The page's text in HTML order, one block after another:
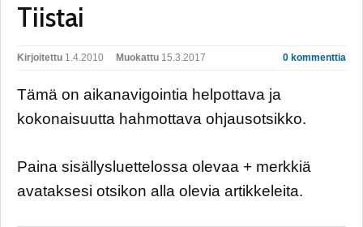
Tiistai
0 kommenttia
Kirjoitettu 1.4.2010 Muokattu 15.3.2017
Tämä on aikanavigointia helpottava ja
kokonaisuutta hahmottava ohjausotsikko.
Paina sisällysluettelossa olevaa + merkkiä
avataksesi otsikon alla olevia artikkeleita.